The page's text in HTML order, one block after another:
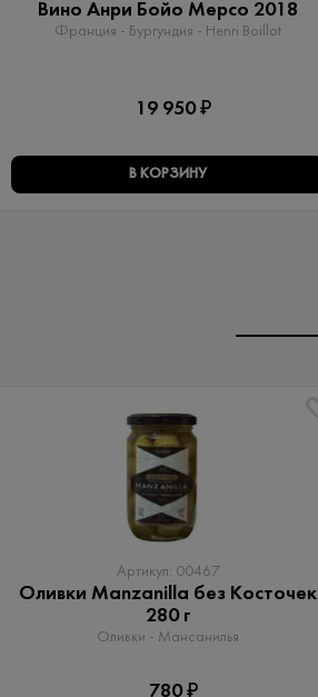
Вино Анри Бойо Мерсо 2018
Франция - Бургундия - Henri Boillot
19 950 ₽
В КОРЗИНУ
Артикул: 00467
Оливки Manzanilla без Косточек
280 г
Оливки - Мансанилья
780 ₽